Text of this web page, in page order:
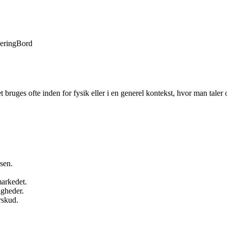
Bord
ofte inden for fysik eller i en generel kontekst, hvor man taler